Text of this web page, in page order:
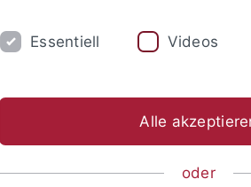
um sich anzumelden:
Essentiell Videos
Alle
oder